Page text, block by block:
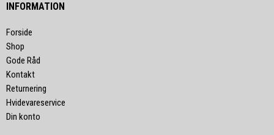
INFORMATION
Forside
Shop
Gode Råd
Kontakt
Returnering
Hvidevareservice
Din konto